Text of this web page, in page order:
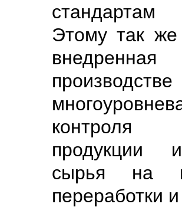
Этому так же
производстве
контроля
продукции
сырья на
переработки